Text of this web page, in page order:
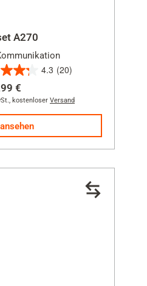
A270
4.3 (20)
€
, kostenloser Versand